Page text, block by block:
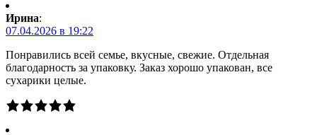
Ирина:
07.04.2026 в 19:22
Понравились всей семье, вкусные, свежие. Отдельная
благодарность за упаковку. Заказ хорошо упакован, все
сухарики целые.